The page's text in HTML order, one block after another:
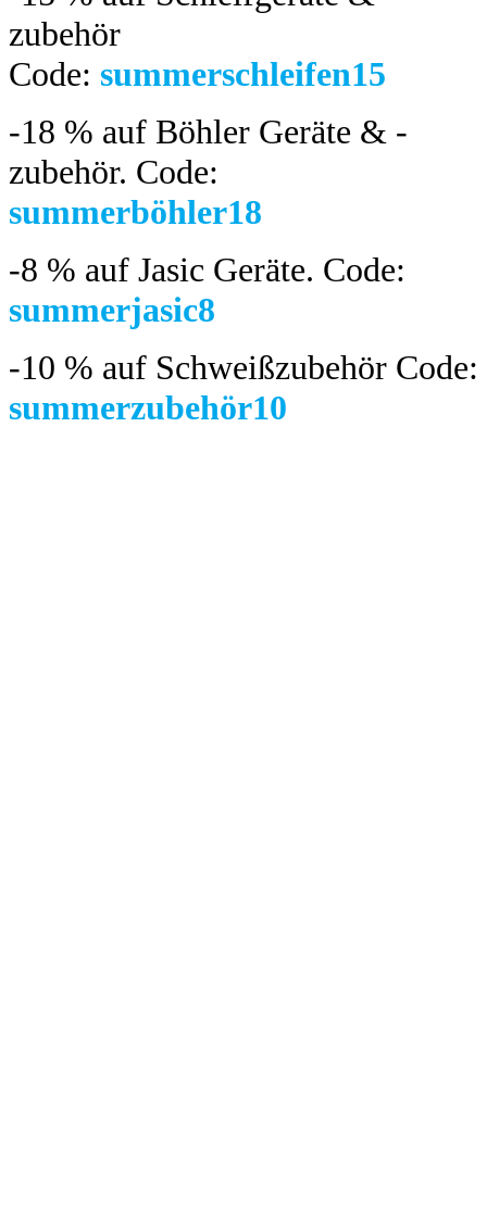
zubehör
Code: summerschleifen15
-18 % auf Böhler Geräte & -
zubehör. Code:
summerböhler18
-8 % auf Jasic Geräte. Code:
summerjasic8
-10 % auf Schweißzubehör Code:
summerzubehör10